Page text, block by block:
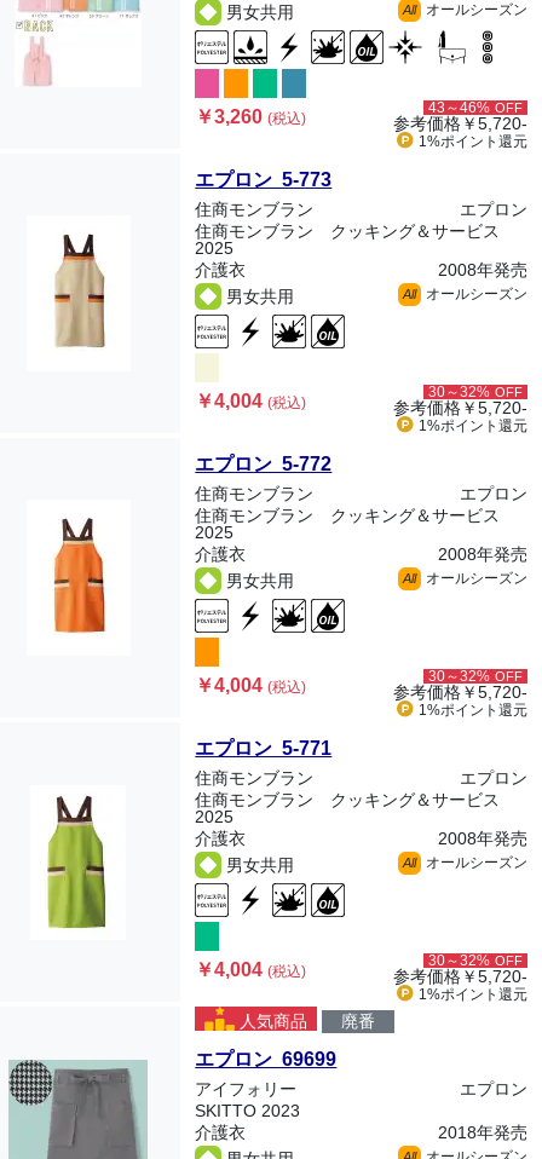
男女共用 All オールシーズン
￥3,260(税込)
43～46% OFF
参考価格￥5,720-
1%ポイント 還元
エプロン 5-773
住商モンブラン
エプロン
住商モンブラン クッキング＆サービス
2025
介護衣
2008年発売
男女共用
All オールシーズン
￥4,004(税込)
30～32% OFF
参考価格￥5,720-
1%ポイント 還元
エプロン 5-772
住商モンブラン
エプロン
住商モンブラン クッキング＆サービス
2025
介護衣
2008年発売
男女共用
All オールシーズン
￥4,004(税込)
30～32% OFF
参考価格￥5,720-
1%ポイント 還元
エプロン 5-771
住商モンブラン
エプロン
住商モンブラン クッキング＆サービス
2025
介護衣
2008年発売
男女共用
All オールシーズン
￥4,004(税込)
30～32% OFF
参考価格￥5,720-
1%ポイント 還元
人気商品 廃番
エプロン 69699
アイフォリー
エプロン
SKITTO 2023
介護衣
2018年発売